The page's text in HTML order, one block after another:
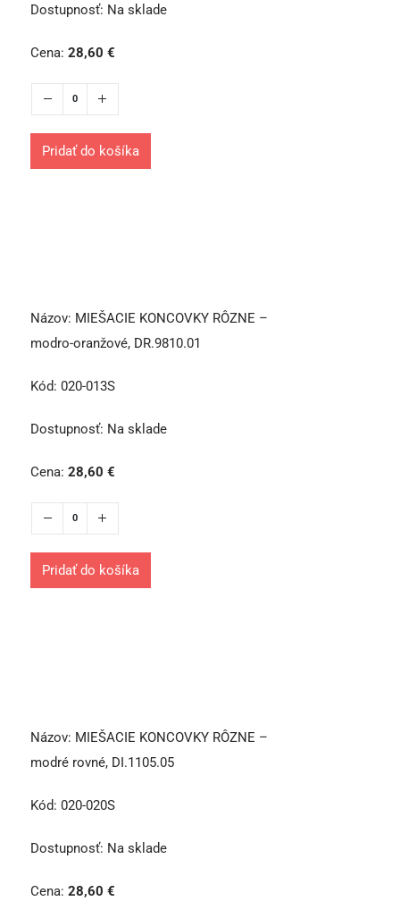
Dostupnosť: Na sklade
Cena: 28,60 €
Pridať do košíka
Názov: MIEŠACIE KONCOVKY RÔZNE –
modro-oranžové, DR.9810.01
Kód: 020-013S
Dostupnosť: Na sklade
Cena: 28,60 €
Pridať do košíka
Názov: MIEŠACIE KONCOVKY RÔZNE –
modré rovné, DI.1105.05
Kód: 020-020S
Dostupnosť: Na sklade
Cena: 28,60 €